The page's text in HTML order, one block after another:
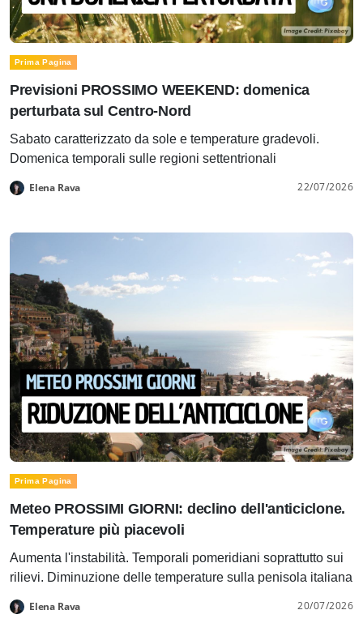
Prima Pagina
Previsioni PROSSIMO WEEKEND: domenica
perturbata sul Centro-Nord
Sabato caratterizzato da sole e temperature gradevoli.
Domenica temporali sulle regioni settentrionali
Elena Rava 22/07/2026
Prima Pagina
Meteo PROSSIMI GIORNI: declino dell'anticiclone.
Temperature più piacevoli
Aumenta l'instabilità. Temporali pomeridiani soprattutto sui
rilievi. Diminuzione delle temperature sulla penisola italiana
Elena Rava 20/07/2026